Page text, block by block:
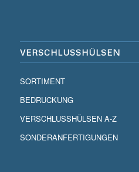
VERSCHLUSSHÜLSEN
SORTIMENT
BEDRUCKUNG
VERSCHLUSSHÜLSEN A-Z
SONDERANFERTIGUNGEN